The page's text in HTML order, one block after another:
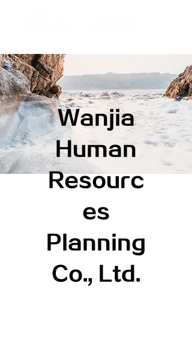
Wanjia
Human
Resourc
es
Planning
Co., Ltd.